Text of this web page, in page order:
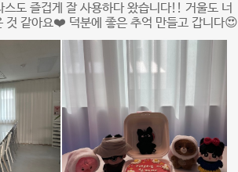
도 즐겁게 잘 사용하다 왔습니다!! 거울도 너
것 같아요❤️ 덕분에 좋은 추억 만들고 갑니다😍